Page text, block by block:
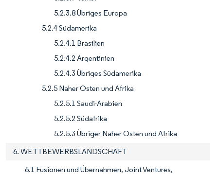
5.2.3.8 Übriges Europa
5.2.4 Südamerika
5.2.4.1 Brasilien
5.2.4.2 Argentinien
5.2.4.3 Übriges Südamerika
5.2.5 Naher Osten und Afrika
5.2.5.1 Saudi-Arabien
5.2.5.2 Südafrika
5.2.5.3 Übriger Naher Osten und Afrika
6. WETTBEWERBSLANDSCHAFT
6.1 Fusionen und Übernahmen, Joint Ventures,